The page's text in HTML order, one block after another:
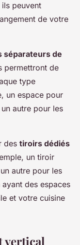
peuvent
de votre
séparateurs de
permettront de
type
un espace pour
autre pour les
des tiroirs dédiés
un tiroir
autre pour les
des espaces
et votre cuisine
vertical